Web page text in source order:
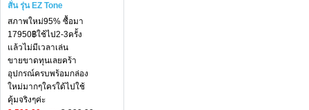
สั่น รุ่น EZ Tone
สภาพใหม่95% ซื้อมา
17950฿ใช้ไป2-3ครั้ง
แล้วไม่มีเวลาเล่น
ขายขาดทุนเลยคร้า
อุปกรณ์ครบพร้อมกล่อง
ใหม่มากๆใครใด้ไปใช้
คุ้มจริงๆค่ะ